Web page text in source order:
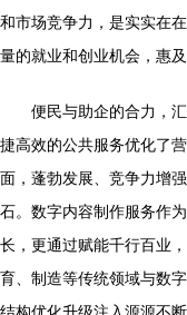
和市场竞争力，是实实在
量的就业和创业机会，惠
便民与助企的合力，
捷高效的公共服务优化了
面，蓬勃发展、竞争力增
石。数字内容制作服务作
长，更通过赋能千行百业
育、制造等传统领域与数